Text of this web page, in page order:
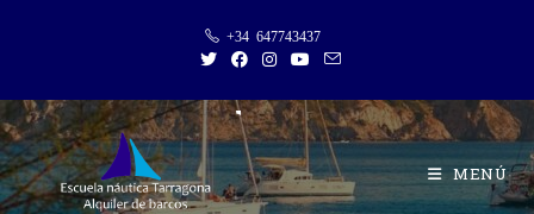
+34 647743437
MENÚ